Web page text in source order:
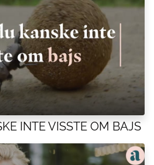
INTE VISSTE OM BAJS